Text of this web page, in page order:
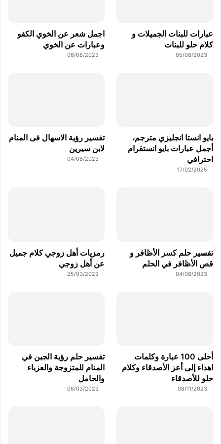
عبارات للبنات الجميلات و
كلام حلو للبنات
05/08/2023
اجمل شعر عن الخوي الكفو
وعبارات عن الخوي
06/08/2023
بايو انستا انجليزي مترجم،
أجمل عبارات بايو انستقرام
احترافي
17/02/2025
تفسير رؤية الاسهال فى المنام
لابن سيرين
04/08/2023
تفسير حلم كسر الأظافر و
قص الأظافر في الحلم
04/08/2023
رمزيات أهل زوجي كلام جميل
عن أهل زوجي
25/03/2023
أحلى 100 عبارة وكلمات
اهداء إلى أعز الأصدقاء وكلام
حلو للأصدقاء
08/11/2023
تفسير حلم رؤية الجبن في
المنام للمتزوجة والعزباء
والحامل
06/03/2023